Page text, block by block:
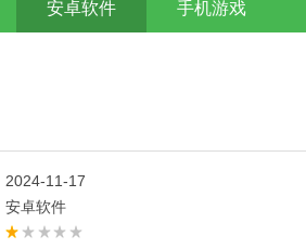
安卓软件 手机游戏
2024-11-17
安卓软件